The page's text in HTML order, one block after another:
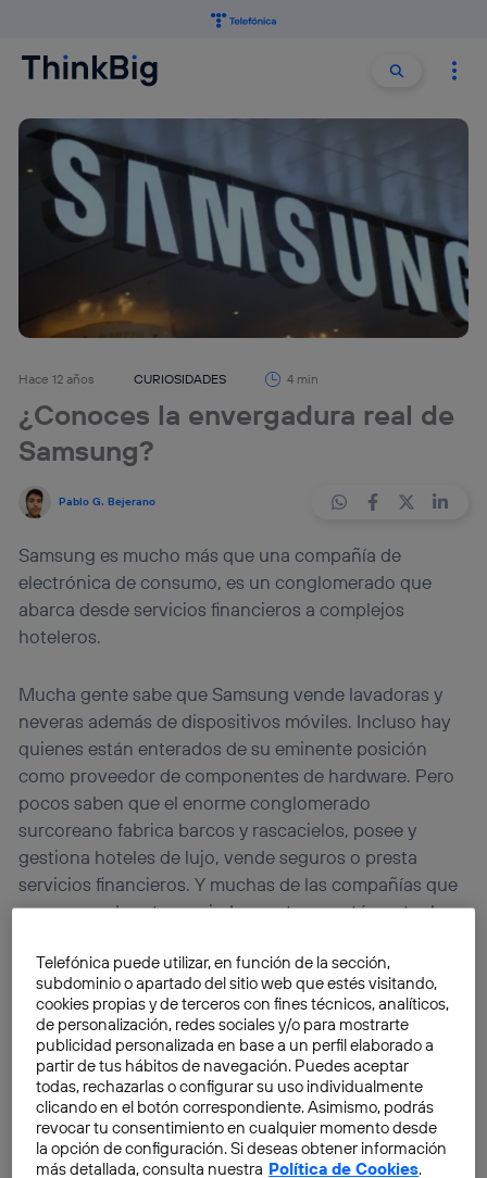
Buscar
Hace 12 años CURIOSIDADES 4 min
¿Conoces la envergadura real de
Samsung?
Pablo G. Bejerano
Samsung es mucho más que una compañía de
electrónica de consumo, es un conglomerado que
abarca desde servicios financieros a complejos
hoteleros.
Mucha gente sabe que Samsung vende lavadoras y
neveras además de dispositivos móviles. Incluso hay
quienes están enterados de su eminente posición
como proveedor de componentes de hardware. Pero
pocos saben que el enorme conglomerado
surcoreano fabrica barcos y rascacielos, posee y
gestiona hoteles de lujo, vende seguros o presta
servicios financieros. Y muchas de las compañías que
se ocupan de estos variados sectores están entre las
Samsung empezó en 1938 como una empresa
distribuidora de alimentos que producían terceros,
con excepción de los fideos, de producción propia. A
lo largo de los años se ha ido expandiendo a
diferentes sectores y hoyel grupo Samsung abarca
alrededor de 80 compañías, diversificadas en multitud
de sectores ysupone el 17% del producto interior
Telefónica puede utilizar, en función de la sección,
subdominio o apartado del sitio web que estés visitando,
cookies propias y de terceros con fines técnicos, analíticos,
de personalización, redes sociales y/o para mostrarte
publicidad personalizada en base a un perfil elaborado a
partir de tus hábitos de navegación. Puedes aceptar
todas, rechazarlas o configurar su uso individualmente
clicando en el botón correspondiente. Asimismo, podrás
revocar tu consentimiento en cualquier momento desde
la opción de configuración. Si deseas obtener información
más detallada, consulta nuestra Política de Cookies.